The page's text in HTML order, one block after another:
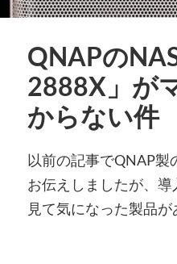
QNAPの
2888X」が
からない件
以前の記事でQNAP製
お伝えしましたが、
見て気になった製品が